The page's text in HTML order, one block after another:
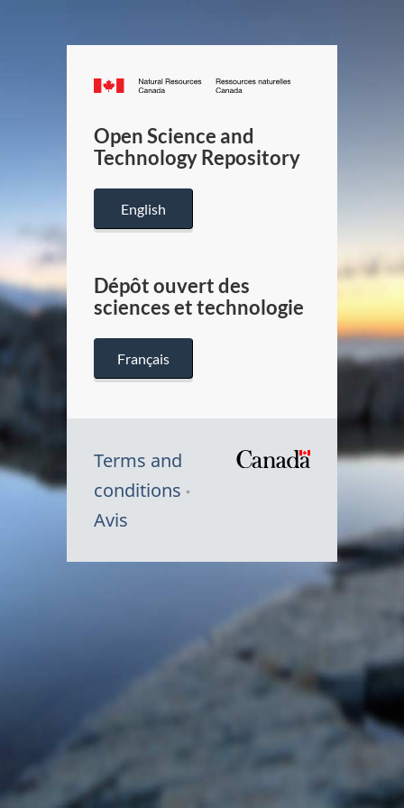
Canada.ca
/
Canada
Open Science and
Technology Repository
English
Dépôt ouvert des
sciences et technologie
Français
Terms and
conditions
Avis
du